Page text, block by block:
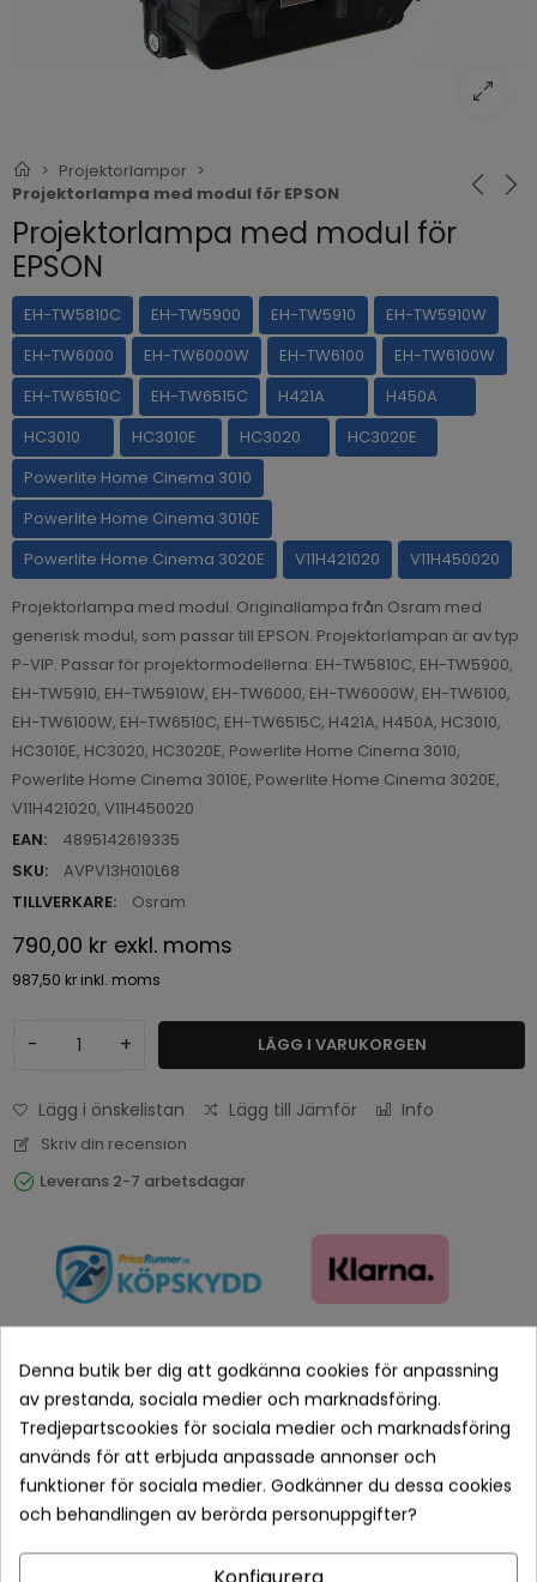
Projektorlampor
Projektorlampa med modul för EPSON
Projektorlampa med modul för
EPSON
EH-TW5810C EH-TW5900 EH-TW5910
EH-TW5910W
EH-TW6000
EH-TW6000W EH-TW6100
EH-TW6100W
EH-TW6510C
EH-TW6515C H421A
H450A
HC3010
HC3010E HC3020
HC3020E
Powerlite Home Cinema 3010
Powerlite Home Cinema 3010E
Powerlite Home Cinema 3020E
V11H421020 V11H450020
Projektorlampa med modul. Originallampa från Osram med
generisk modul, som passar till EPSON. Projektorlampan är av typ
P-VIP. Passar för projektormodellerna: EH-TW5810C, EH-TW5900,
EH-TW5910, EH-TW5910W, EH-TW6000, EH-TW6000W, EH-TW6100,
EH-TW6100W, EH-TW6510C, EH-TW6515C, H421A, H450A, HC3010,
HC3010E, HC3020, HC3020E, Powerlite Home Cinema 3010,
Powerlite Home Cinema 3010E, Powerlite Home Cinema 3020E,
V11H421020, V11H450020
EAN:
4895142619335
SKU:
AVPV13H010L68
TILLVERKARE:
Osram
790,00 kr exkl. moms
987,50 kr inkl. moms
- + LÄGG I VARUKORGEN
Lägg i önskelistan Lägg till Jämför Info
Skriv din recension
Leverans 2-7 arbetsdagar
Betala tryggt med Klarna checkout
Leveranstid normalt 1-2 dagar med spårbar frakt
Denna butik ber dig att godkänna cookies för anpassning
av prestanda, sociala medier och marknadsföring.
Tredjepartscookies för sociala medier och marknadsföring
används för att erbjuda anpassade annonser och
funktioner för sociala medier. Godkänner du dessa cookies
och behandlingen av berörda personuppgifter?